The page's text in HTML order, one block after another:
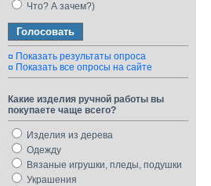
Что? А зачем?)
Показать результаты опроса
Показать все опросы на сайте
Какие изделия ручной работы вы
покупаете чаще всего?
Изделия из дерева
Одежду
Вязаные игрушки, пледы, подушки
Украшения